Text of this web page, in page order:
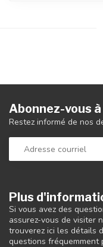
Plus
Si vous avez des
assurez-vous de visiter
trouverez ici les détails
questions fréquemment
Abonnez-vous
Restez informé de nos